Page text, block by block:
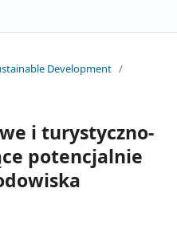
Development /
i turystyczno-
potencjalnie